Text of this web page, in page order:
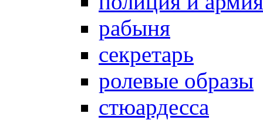
рабыня
секретарь
ролевые образы
стюардесса